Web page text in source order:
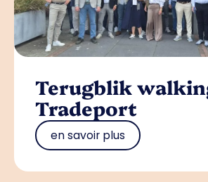
Terugblik
Tradeport
en savoir plus